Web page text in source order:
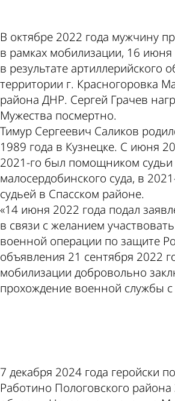
В октябре 2022 года мужчину
в рамках мобилизации, 16
в результате артиллерийского
территории г. Красногоровка
района ДНР. Сергей Грачев
Мужества посмертно.
Тимур Сергеевич Саликов
1989 года в Кузнецке. С июня
2021-го был помощником судьи
малосердобинского суда, в
судьей в Спасском районе.
«14 июня 2022 года подал
в связи с желанием
военной операции по защите
объявления 21 сентября 2022
мобилизации добровольно
прохождение военной службы с
7 декабря 2024 года геройски
Работино Пологовского